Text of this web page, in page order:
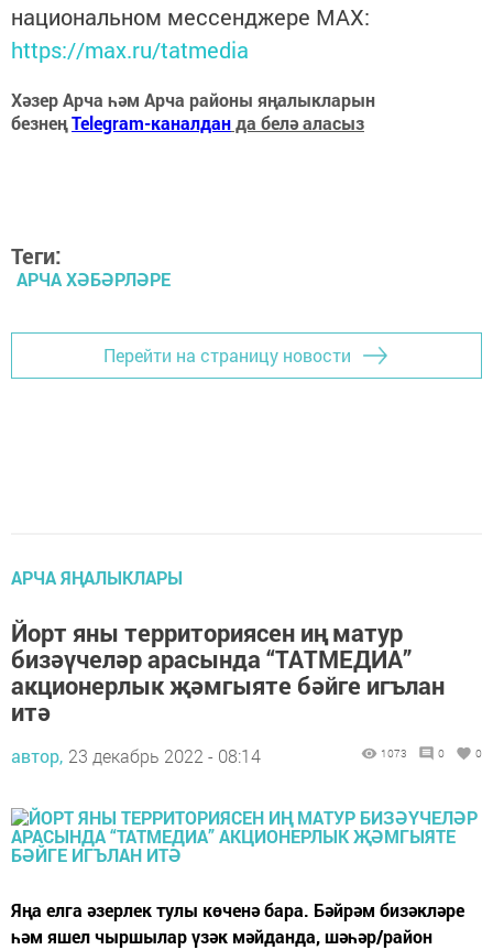
национальном мессенджере MАХ:
https://max.ru/tatmedia
Хәзер Арча һәм Арча районы яңалыкларын
безнеңTelegram-каналданда белә аласыз
Теги:
АРЧА ХӘБӘРЛӘРЕ
Перейти на страницу новости
АРЧА ЯҢАЛЫКЛАРЫ
Йорт яны территориясен иң матур
бизәүчеләр арасында “ТАТМЕДИА”
акционерлык җәмгыяте бәйге игълан
итә
автор, 23 декабрь 2022 - 08:14 1073 0 0
Яңа елга әзерлек тулы көченә бара. Бәйрәм бизәкләре
һәм яшел чыршылар үзәк мәйданда, шәһәр/район